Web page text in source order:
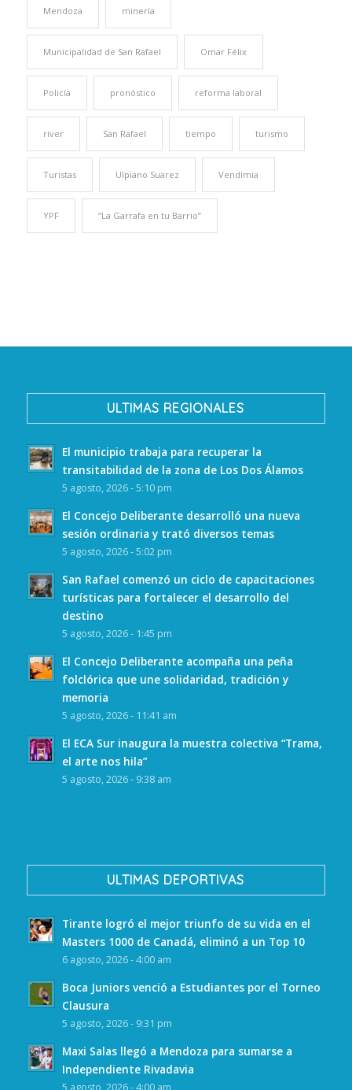
Mendoza minería
Municipalidad de San Rafael Omar Félix
Policía pronóstico reforma laboral
river San Rafael tiempo turismo
Turistas Ulpiano Suarez Vendimia
YPF “La Garrafa en tu Barrio”
ULTIMAS REGIONALES
El municipio trabaja para recuperar la
transitabilidad de la zona de Los Dos Álamos
5 agosto, 2026 - 5:10 pm
El Concejo Deliberante desarrolló una nueva
sesión ordinaria y trató diversos temas
5 agosto, 2026 - 5:02 pm
San Rafael comenzó un ciclo de capacitaciones
turísticas para fortalecer el desarrollo del
destino
5 agosto, 2026 - 1:45 pm
El Concejo Deliberante acompaña una peña
folclórica que une solidaridad, tradición y
memoria
5 agosto, 2026 - 11:41 am
El ECA Sur inaugura la muestra colectiva “Trama,
el arte nos hila”
5 agosto, 2026 - 9:38 am
ULTIMAS DEPORTIVAS
Tirante logró el mejor triunfo de su vida en el
Masters 1000 de Canadá, eliminó a un Top 10
6 agosto, 2026 - 4:00 am
Boca Juniors venció a Estudiantes por el Torneo
Clausura
5 agosto, 2026 - 9:31 pm
Maxi Salas llegó a Mendoza para sumarse a
Independiente Rivadavia
5 agosto, 2026 - 4:00 am